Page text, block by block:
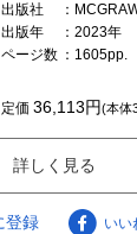
出版社
：
出版年
：2023年
ページ数 ：1605pp.
定価36,113円(本体
詳しく見る
登録 いい